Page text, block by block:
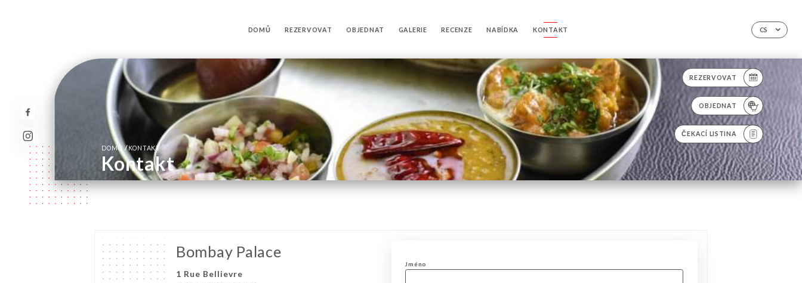
CS
DOMŮ REZERVOVAT OBJEDNAT GALERIE RECENZE NABÍDKA KONTAKT
REZERVOVAT
OBJEDNAT
ČEKACÍ LISTINA
DOMŮ/KONTAKT
Kontakt
Bombay Palace
1 Rue Bellievre
Jméno